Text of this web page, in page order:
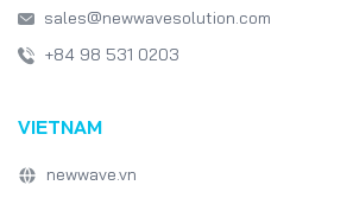
Game Development Game Design
Japan IT Week
sales@newwavesolution.com
+84 98 531 0203
VIETNAM
newwave.vn